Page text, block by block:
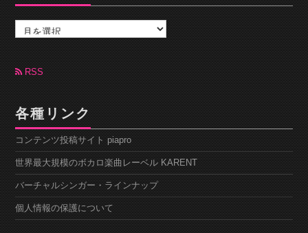
カ
ブ RSS
各種リンク
コンテンツ投稿サイト piapro
世界最大規模のボカロ楽曲レーベル KARENT
バーチャルシンガー・ラインナップ
個人情報の保護について